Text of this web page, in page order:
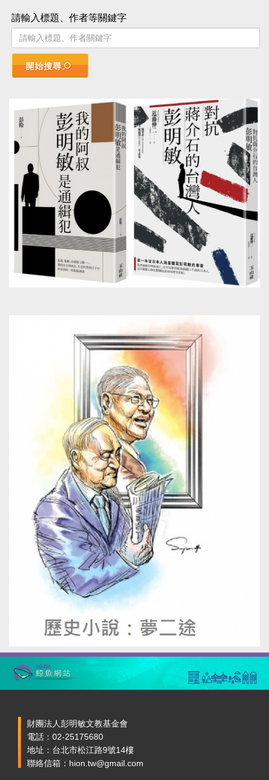
請輸入標題、作者等關鍵字
開始搜尋
財團法人彭明敏文教基金會
電話：02-25175680
地址：台北市松江路9號14樓
聯絡信箱：hion.tw@gmail.com